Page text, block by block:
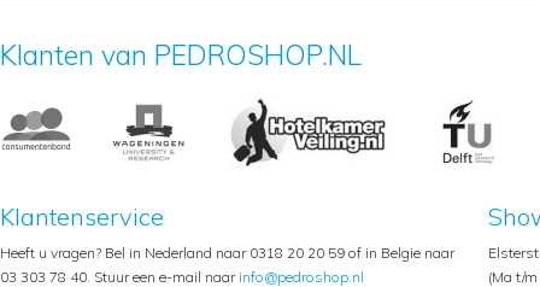
Klanten van PEDROSHOP.NL
Klantenservice
Heeft u vragen? Bel in Nederland naar 0318 20 20 59 of in Belgie naar
03 303 78 40. Stuur een e-mail naar info@pedroshop.nl
(Ma t/